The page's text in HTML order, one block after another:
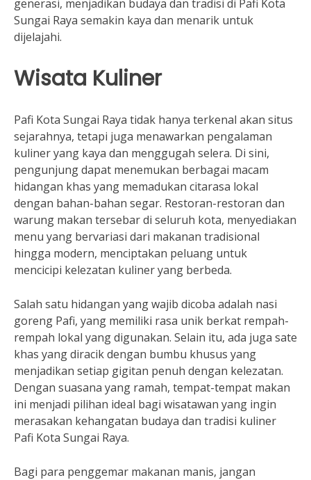
generasi, menjadikan budaya dan tradisi di Pafi Kota
Sungai Raya semakin kaya dan menarik untuk
dijelajahi.
Wisata Kuliner
Pafi Kota Sungai Raya tidak hanya terkenal akan situs
sejarahnya, tetapi juga menawarkan pengalaman
kuliner yang kaya dan menggugah selera. Di sini,
pengunjung dapat menemukan berbagai macam
hidangan khas yang memadukan citarasa lokal
dengan bahan-bahan segar. Restoran-restoran dan
warung makan tersebar di seluruh kota, menyediakan
menu yang bervariasi dari makanan tradisional
hingga modern, menciptakan peluang untuk
mencicipi kelezatan kuliner yang berbeda.
Salah satu hidangan yang wajib dicoba adalah nasi
goreng Pafi, yang memiliki rasa unik berkat rempah-
rempah lokal yang digunakan. Selain itu, ada juga sate
khas yang diracik dengan bumbu khusus yang
menjadikan setiap gigitan penuh dengan kelezatan.
Dengan suasana yang ramah, tempat-tempat makan
ini menjadi pilihan ideal bagi wisatawan yang ingin
merasakan kehangatan budaya dan tradisi kuliner
Pafi Kota Sungai Raya.
Bagi para penggemar makanan manis, jangan